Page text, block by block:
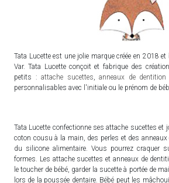
Tata Lucette est une jolie marque créée en 2018
Var. Tata Lucette conçoit et fabrique des
petits : attache sucettes, anneaux de dentition
personnalisables avec l'initiale ou le prénom de
Tata Lucette confectionne ses attache sucettes et
coton cousu à la main, des perles et des
du silicone alimentaire. Vous pourrez craquer
formes. Les attache sucettes et anneaux de
le toucher de bébé, garder la sucette à portée de
lors de la poussée dentaire. Bébé peut les